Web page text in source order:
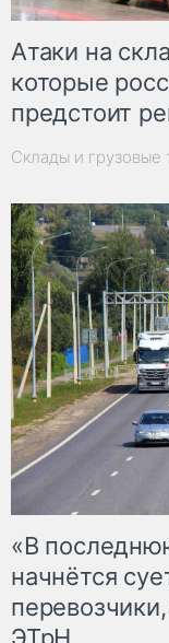
Атаки на
которые
предстоит
Склады и грузовые
«В
начнётся